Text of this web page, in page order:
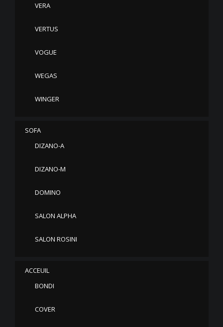
VERA
VERTUS
VOGUE
WEGAS
WINGER
SOFA
DIZANO-A
DIZANO-M
DOMINO
SALON ALPHA
SALON ROSINI
ACCEUIL
BONDI
COVER